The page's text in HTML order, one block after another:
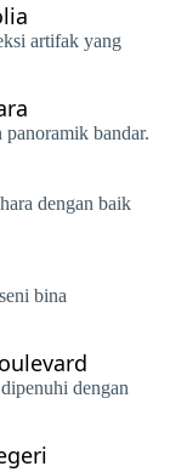
artifak yang
bandar.
dengan baik
bina
dengan